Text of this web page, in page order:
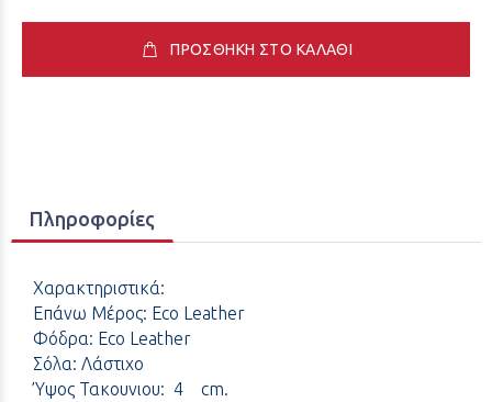
ΠΡΟΣΘΗΚΗ ΣΤΟ ΚΑΛΑΘΙ
Πληροφορίες
Χαρακτηριστικά:
Επάνω Μέρος: Eco Leather
Φόδρα: Eco Leather
Σόλα: Λάστιχο
Ύψος Τακουνιου: 4 cm.